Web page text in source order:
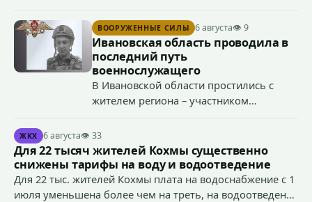
демонстрирование символики экстремистской
организации, если эти действия не содержат признаков
уголовно наказуемого деяния) за размещение
экстремистской символики в сети Интернет.
ВООРУЖЕННЫЕ СИЛЫ 6 августа👁 9
Ивановская область проводила в
последний путь
военнослужащего
В Ивановской области простились с
жителем региона – участником
Антоном Тумановым.
ЖКХ 6 августа👁 33
Для 22 тысяч жителей Кохмы существенно
снижены тарифы на воду и водоотведение
Для 22 тыс. жителей Кохмы плата на водоснабжение с 1
июля уменьшена более чем на треть, на водоотведение